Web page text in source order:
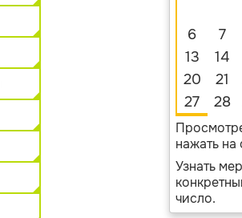
6
7
13
14
20
21
27
28
нажать
Узнать
число.